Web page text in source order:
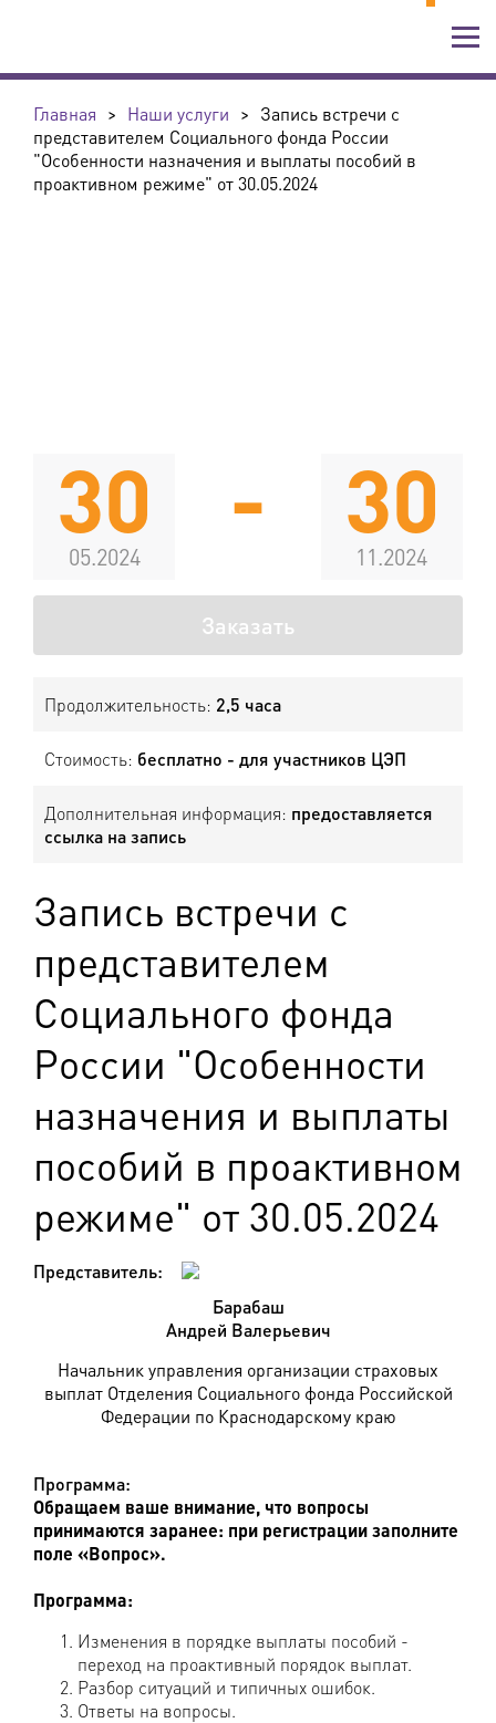
Главная > Наши услуги > Запись встречи с
представителем Социального фонда России
"Особенности назначения и выплаты пособий в
проактивном режиме" от 30.05.2024
30
05.2024
- 30
11.2024
Заказать
Продолжительность: 2,5 часа
Стоимость: бесплатно - для участников ЦЭП
Дополнительная информация: предоставляется
ссылка на запись
Запись встречи с
представителем
Социального фонда
России "Особенности
назначения и выплаты
пособий в проактивном
режиме" от 30.05.2024
Представитель:
Барабаш
Андрей Валерьевич
Начальник управления организации страховых
выплат Отделения Социального фонда Российской
Федерации по Краснодарскому краю
Программа:
Обращаем ваше внимание, что вопросы
принимаются заранее: при регистрации заполните
поле «Вопрос».
Программа:
Изменения в порядке выплаты пособий -
переход на проактивный порядок выплат.
Разбор ситуаций и типичных ошибок.
Ответы на вопросы.